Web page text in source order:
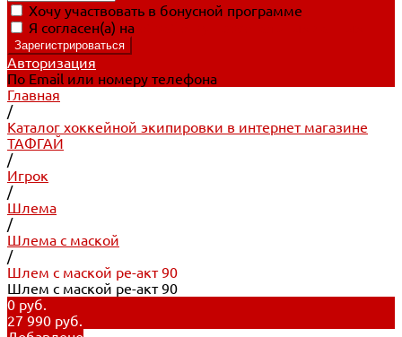
Хочу участвовать в бонусной программе
Я согласен(а) на
Авторизация
По Email или номеру телефона
Главная
/
Каталог хоккейной экипировки в интернет магазине
ТАФГАЙ
/
Игрок
/
Шлема
/
Шлема с маской
/
Шлем с маской ре-акт 90
Шлем с маской ре-акт 90
0 руб.
27 990 руб.